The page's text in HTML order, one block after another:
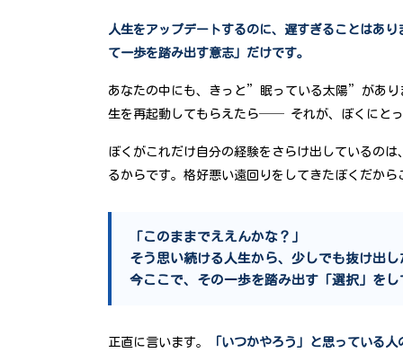
人生をアップデートするのに、遅すぎることはあ
て一歩を踏み出す意志」だけです。
あなたの中にも、きっと”眠っている太陽”があり
生を再起動してもらえたら── それが、ぼくにと
ぼくがこれだけ自分の経験をさらけ出しているの
るからです。格好悪い遠回りをしてきたぼくだから
「このままでええんかな？」
そう思い続ける人生から、少しでも抜け出
今ここで、その一歩を踏み出す「選択」を
正直に言います。
「いつかやろう」と思っている